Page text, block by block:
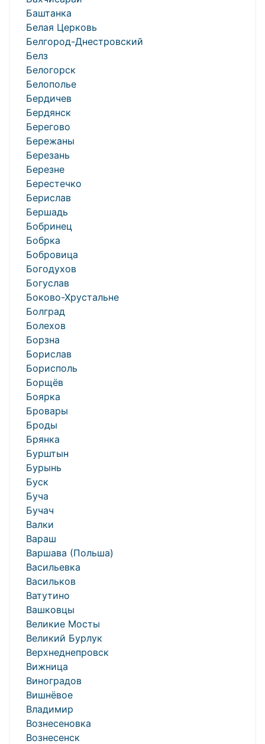
Баштанка
Белая Церковь
Белгород-Днестровский
Белз
Белогорск
Белополье
Бердичев
Бердянск
Берегово
Бережаны
Березань
Березне
Берестечко
Берислав
Бершадь
Бобринец
Бобрка
Бобровица
Богодухов
Богуслав
Боково-Хрустальне
Болград
Болехов
Борзна
Борислав
Борисполь
Борщёв
Боярка
Бровары
Броды
Брянка
Бурштын
Бурынь
Буск
Буча
Бучач
Валки
Вараш
Варшава (Польша)
Васильевка
Васильков
Ватутино
Вашковцы
Великие Мосты
Великий Бурлук
Верхнеднепровск
Вижница
Виноградов
Вишнёвое
Владимир
Вознесеновка
Вознесенск